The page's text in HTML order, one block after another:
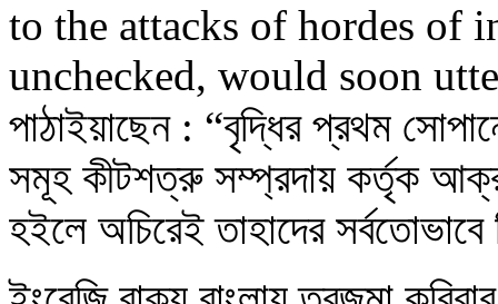
to the attacks of hordes of
unchecked, would soon
পাঠাইয়াছেন : “বৃদ্ধির প্রথম
সমূহ কীটশত্রু সম্প্রদায় কর্তৃক
হইলে অচিরেই তাহাদের